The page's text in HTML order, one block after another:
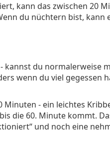
kann das zwischen 20
du nüchtern bist, kann
kannst du normalerweise
wenn du viel gegessen
Minuten - ein leichtes
die 60. Minute kommt.
und noch eine